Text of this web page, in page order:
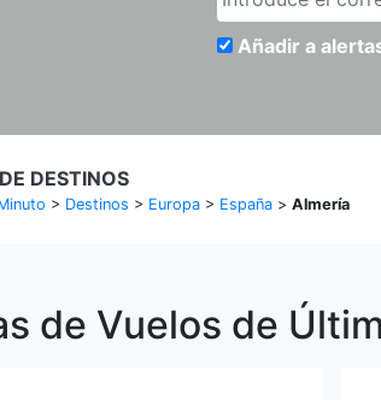
Añadir a
DESTINOS
> Destinos > Europa > España > Almería
de Vuelos de